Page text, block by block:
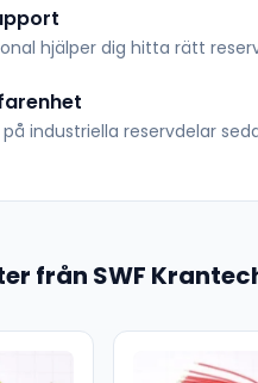
hjälper dig hitta rätt
industriella reservdelar
från SWF